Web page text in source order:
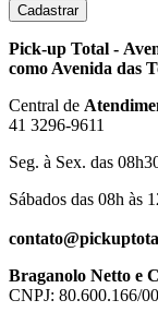
Cadastrar
Pick-up Total -
como Avenida das
Central de
41 3296-9611
Seg. à Sex. das
Sábados das 08h às
Braganolo Netto e
CNPJ: 80.600.166/